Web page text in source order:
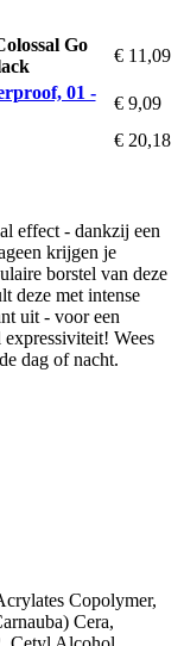
Go
€ 11,09
01 -
€ 9,09
€ 20,18
effect - dankzij een
krijgen je
borstel van deze
deze met intense
uit - voor een
Wees
dag of nacht.
Copolymer,
Cera,